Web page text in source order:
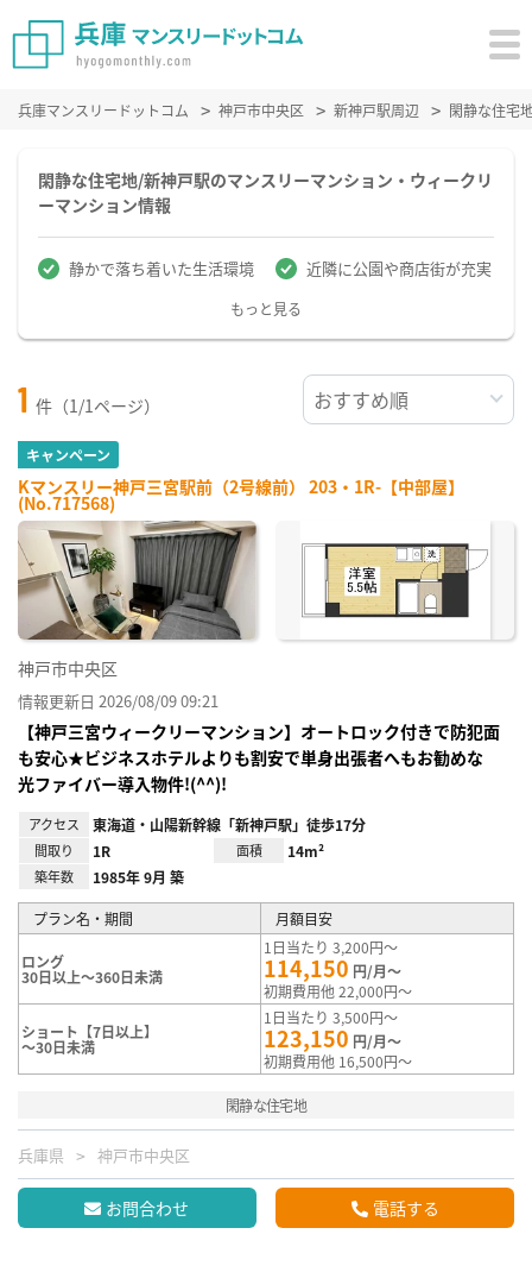
兵庫マンスリードットコム 神戸市中央区 新神戸駅周辺 閑静な住宅
閑静な住宅地/新神戸駅のマンスリーマンション・ウィークリ
ーマンション情報
静かで落ち着いた生活環境 近隣に公園や商店街が充実
もっと見る
1 件（1/1ページ）
キャンペーン
Kマンスリー神戸三宮駅前（2号線前） 203・1R-【中部屋】
(No.717568)
神戸市中央区
情報更新日 2026/08/09 09:21
【神戸三宮ウィークリーマンション】オートロック付きで防犯面
も安心★ビジネスホテルよりも割安で単身出張者へもお勧めな
光ファイバー導入物件!(^^)!
アクセス 東海道・山陽新幹線「新神戸駅」徒歩17分
間取り 1R 面積 14m²
築年数 1985年 9月 築
プラン名・期間 月額目安
ロング
30日以上～360日未満
1日当たり 3,200円～
114,150 円/月～
初期費用他 22,000円～
ショート【7日以上】
～30日未満
1日当たり 3,500円～
123,150 円/月～
初期費用他 16,500円～
閑静な住宅地
兵庫県 神戸市中央区
お問合わせ 電話する